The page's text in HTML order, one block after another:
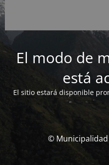
El modo de
está
El sitio estará disponible
© Municipalidad